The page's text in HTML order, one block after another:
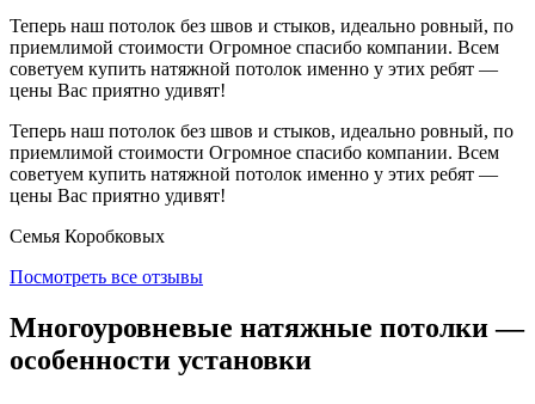
Теперь наш потолок без швов и стыков, идеально ровный, по
приемлимой стоимости Огромное спасибо компании. Всем
советуем купить натяжной потолок именно у этих ребят —
цены Вас приятно удивят!
Теперь наш потолок без швов и стыков, идеально ровный, по
приемлимой стоимости Огромное спасибо компании. Всем
советуем купить натяжной потолок именно у этих ребят —
цены Вас приятно удивят!
Семья Коробковых
Посмотреть все отзывы
Многоуровневые натяжные потолки —
особенности установки